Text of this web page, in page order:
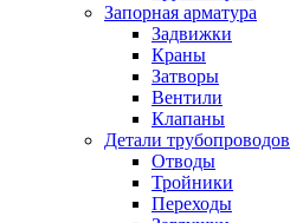
Запорная арматура
Задвижки
Краны
Затворы
Вентили
Клапаны
Детали трубопроводов
Отводы
Тройники
Переходы